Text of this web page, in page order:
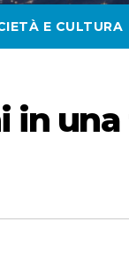
E CULTURA
in